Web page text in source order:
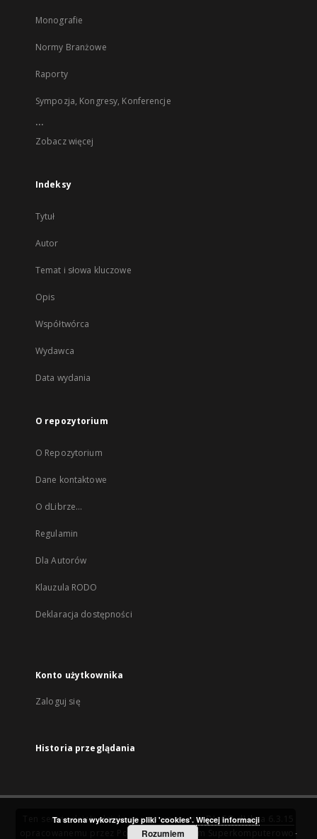
Monografie
Normy Branżowe
Raporty
Sympozja, Kongresy, Konferencje
...
Zobacz więcej
Indeksy
Tytuł
Autor
Temat i słowa kluczowe
Opis
Współtwórca
Wydawca
Data wydania
O repozytorium
O Repozytorium
Dane kontaktowe
O dLibrze...
Regulamin
Dla Autorów
Klauzula RODO
Deklaracja dostępności
Konto użytkownika
Zaloguj się
Historia przeglądania
Ten serwis działa dzięki oprogramowaniuDInGO dLibra 6.3.15
Poznańskie Centrum Superkomputerowo-
Ta strona wykorzystuje pliki 'cookies'. Więcej informacji
Rozumiem